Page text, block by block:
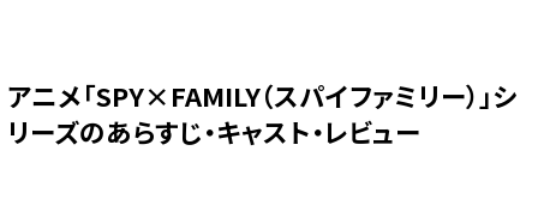
アニメ「SPY×FAMILY（スパイファミリー）」シ
リーズのあらすじ・キャスト・レビュー